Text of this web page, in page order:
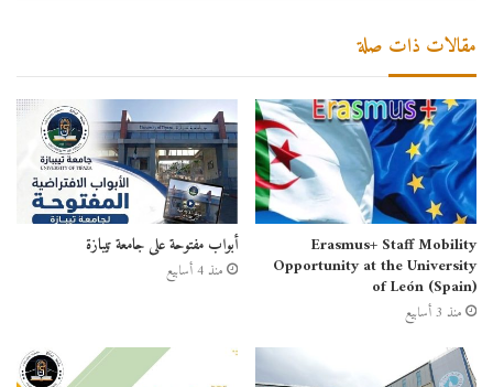
مقالات ذات صلة
Erasmus+ Staff Mobility
Opportunity at the University
of León (Spain)
منذ 3 أسابيع
أبواب مفتوحة على جامعة تيبازة
منذ 4 أسابيع